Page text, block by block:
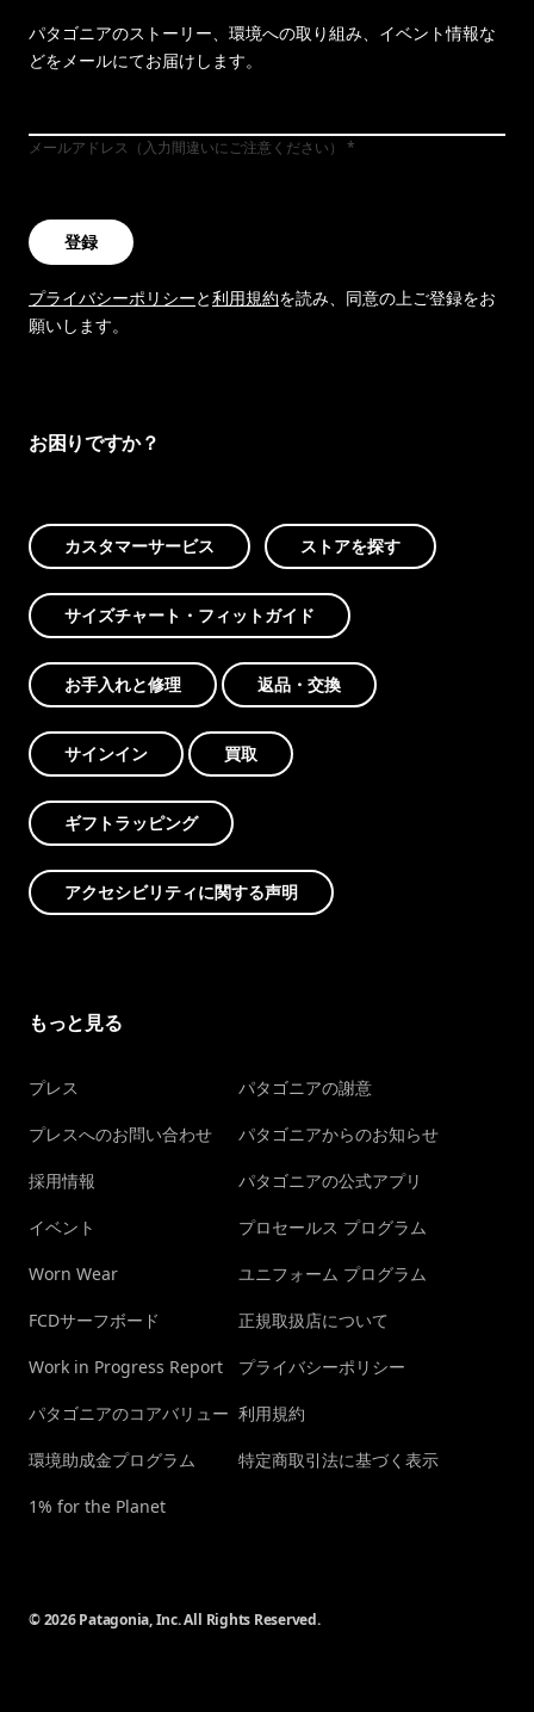
パタゴニアのストーリー、環境への取り組み、イベント情報な
どをメールにてお届けします。
メールアドレス（入力間違いにご注意ください）
登録
プライバシーポリシーと利用規約を読み、同意の上ご登録をお
願いします。
お困りですか？
カスタマーサービス ストアを探す
サイズチャート・フィットガイド
お手入れと修理 返品・交換
サインイン 買取
ギフトラッピング
アクセシビリティに関する声明
もっと見る
プレス
プレスへのお問い合わせ
採用情報
イベント
Worn Wear
FCDサーフボード
Work in Progress Report
パタゴニアのコアバリュー
環境助成金プログラム
1% for the Planet
パタゴニアの謝意
パタゴニアからのお知らせ
パタゴニアの公式アプリ
プロセールス プログラム
ユニフォーム プログラム
正規取扱店について
プライバシーポリシー
利用規約
特定商取引法に基づく表示
© 2026 Patagonia, Inc. All Rights Reserved.